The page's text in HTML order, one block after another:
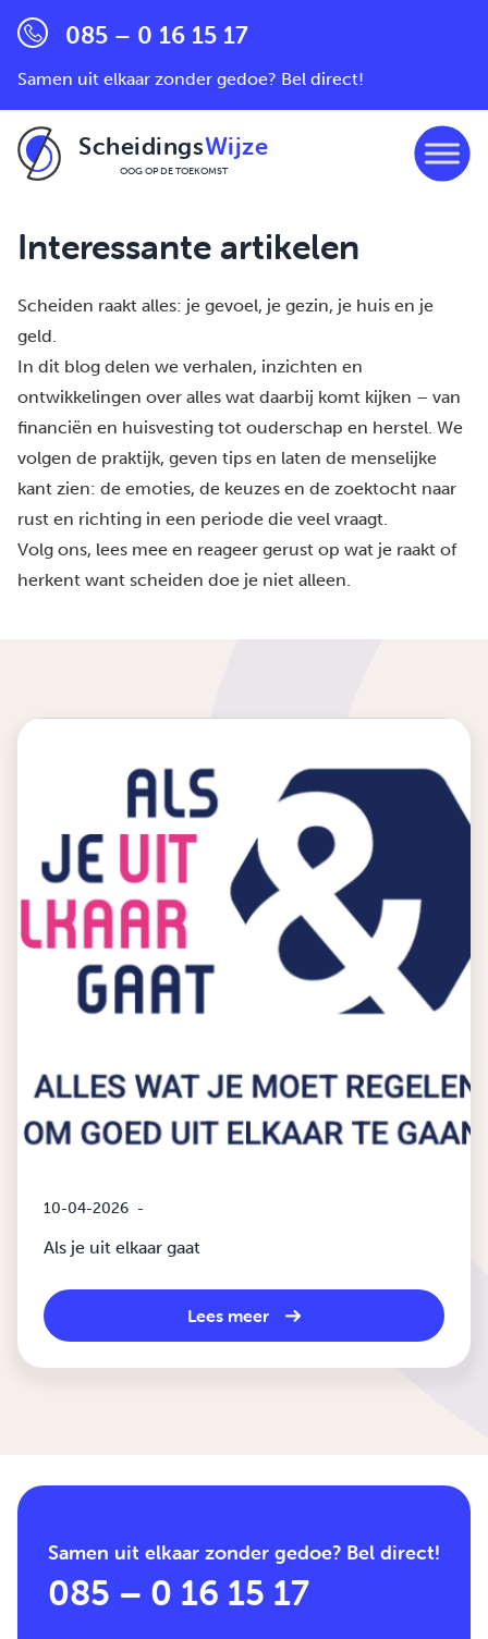
085 – 0 16 15 17
Samen uit elkaar zonder gedoe? Bel direct!
ScheidingsWijze
OOG OP DE TOEKOMST
Interessante artikelen
Scheiden raakt alles: je gevoel, je gezin, je huis en je
geld.
In dit blog delen we verhalen, inzichten en
ontwikkelingen over alles wat daarbij komt kijken – van
financiën en huisvesting tot ouderschap en herstel. We
volgen de praktijk, geven tips en laten de menselijke
kant zien: de emoties, de keuzes en de zoektocht naar
rust en richting in een periode die veel vraagt.
Volg ons, lees mee en reageer gerust op wat je raakt of
herkent want scheiden doe je niet alleen.
10-04-2026 -
Als je uit elkaar gaat
Lees meer
Samen uit elkaar zonder gedoe? Bel direct!
085 – 0 16 15 17